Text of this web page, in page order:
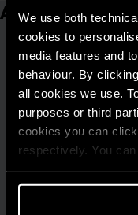
We use both
cookies to
media features and
behaviour. By
all cookies we use.
purposes or third
cookies you can
respectively. You
Articoli correlati